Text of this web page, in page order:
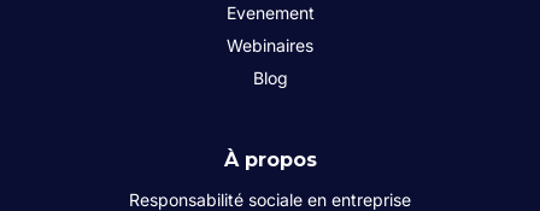
Evenement
Webinaires
Blog
À propos
Responsabilité sociale en entreprise